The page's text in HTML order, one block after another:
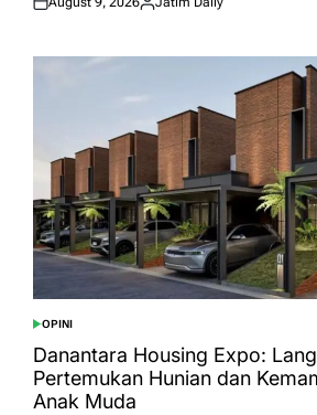
Posted
Posted
POSTED
IN
OPINI
Danantara Housing Expo:
Pertemukan Hunian dan
Anak Muda